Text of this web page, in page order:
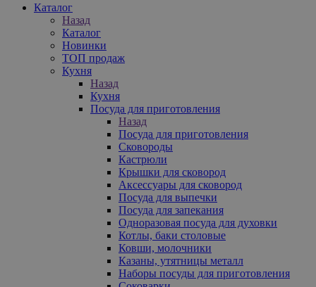
Каталог
Назад
Каталог
Новинки
ТОП продаж
Кухня
Назад
Кухня
Посуда для приготовления
Назад
Посуда для приготовления
Сковороды
Кастрюли
Крышки для сковород
Аксессуары для сковород
Посуда для выпечки
Посуда для запекания
Одноразовая посуда для духовки
Котлы, баки столовые
Ковши, молочники
Казаны, утятницы металл
Наборы посуды для приготовления